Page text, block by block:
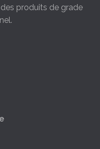
produits de grade